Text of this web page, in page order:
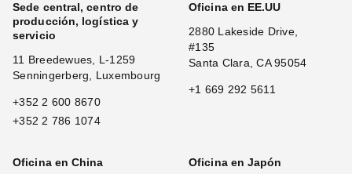
Sede central, centro de
producción, logística y
servicio
11 Breedewues, L-1259
Senningerberg, Luxembourg
+352 2 600 8670
+352 2 786 1074
Oficina en EE.UU
2880 Lakeside Drive,
#135
Santa Clara, CA 95054
+1 669 292 5611
Oficina en China
Oficina en Japón